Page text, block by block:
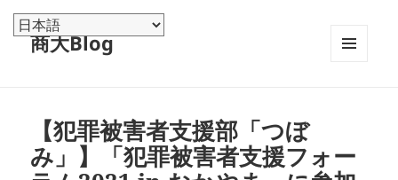
商大Blog
【犯罪被害者支援部「つぼ
み」】「犯罪被害者支援フォー